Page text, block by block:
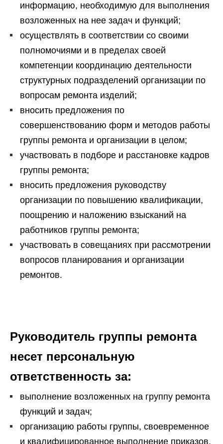
информацию, необходимую для выполнения
возложенных на нее задач и функций;
осуществлять в соответствии со своими
полномочиями и в пределах своей
компетенции координацию деятельности
структурных подразделений организации по
вопросам ремонта изделий;
вносить предложения по
совершенствованию форм и методов работы
группы ремонта и организации в целом;
участвовать в подборе и расстановке кадров
группы ремонта;
вносить предложения руководству
организации по повышению квалификации,
поощрению и наложению взысканий на
работников группы ремонта;
участвовать в совещаниях при рассмотрении
вопросов планирования и организации
ремонтов.
Руководитель группы ремонта
несет персональную
ответственность за:
выполнение возложенных на группу ремонта
функций и задач;
организацию работы группы, своевременное
и квалифицированное выполнение приказов,